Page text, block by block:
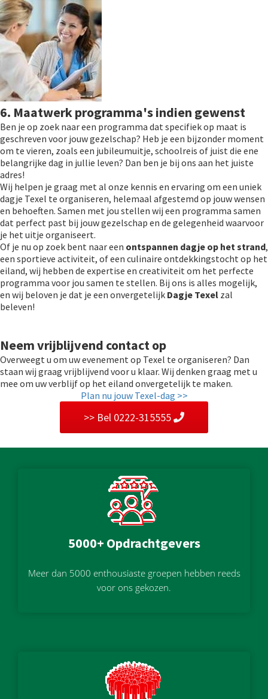
6. Maatwerk programma's indien gewenst
Ben je op zoek naar een programma dat specifiek op maat is
geschreven voor jouw gezelschap? Heb je een bijzonder moment
om te vieren, zoals een jubileumuitje, schoolreis of juist die ene
belangrijke dag in jullie leven? Dan ben je bij ons aan het juiste
adres!
Wij helpen je graag met al onze kennis en ervaring om een uniek
dagje Texel te organiseren, helemaal afgestemd op jouw wensen
en behoeften. Samen met jou stellen wij een programma samen
dat perfect past bij jouw gezelschap en de gelegenheid waarvoor
je het uitje organiseert.
Of je nu op zoek bent naar een ontspannen dagje op het strand,
een sportieve activiteit, of een culinaire ontdekkingstocht op het
eiland, wij hebben de expertise en creativiteit om het perfecte
programma voor jou samen te stellen. Bij ons is alles mogelijk,
en wij beloven je dat je een onvergetelijk Dagje Texel zal
beleven!
Neem vrijblijvend contact op
Overweegt u om uw evenement op Texel te organiseren? Dan
staan wij graag vrijblijvend voor u klaar. Wij denken graag met u
mee om uw verblijf op het eiland onvergetelijk te maken.
Plan nu jouw Texel-dag >>
>> Bel 0222-315555
5000+ Opdrachtgevers
Meer dan 5000 enthousiaste groepen hebben reeds
voor ons gekozen.